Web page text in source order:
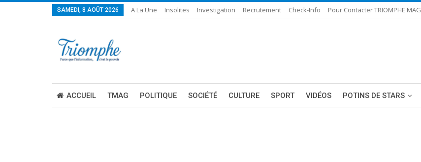
SAMEDI, 8 AOÛT 2026 A La Une Insolites Investigation Recrutement Check-Info Pour Contacter TRIOMPHE MAG
ACCUEIL TMAG POLITIQUE SOCIÉTÉ CULTURE SPORT VIDÉOS POTINS DE STARS